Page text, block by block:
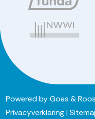
Powered byGoes & Roos
Privacyverklaring |